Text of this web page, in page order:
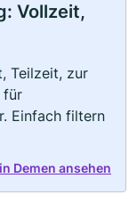
Vollzeit,
Teilzeit, zur
für
Einfach filtern
Demen ansehen